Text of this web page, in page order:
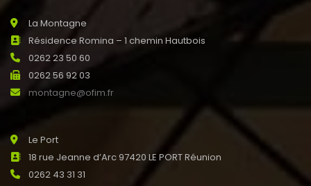
La Montagne
Résidence Romina – 1 chemin Hautbois
0262 23 50 60
0262 56 92 03
montagne@ofim.fr
Le Port
18 rue Jeanne d’Arc 97420 LE PORT Réunion
0262 43 31 31